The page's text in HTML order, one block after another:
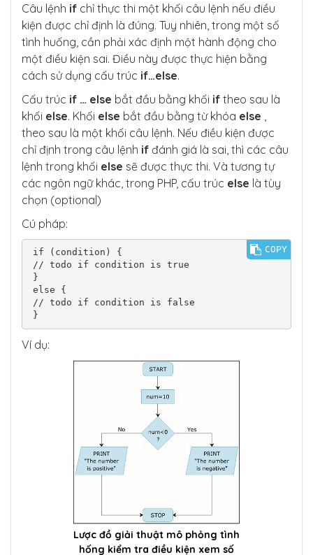
Câu lệnh if chỉ thực thi một khối câu lệnh nếu điều
kiện được chỉ định là đúng. Tuy nhiên, trong một số
tình huống, cần phải xác định một hành động cho
một điều kiện sai. Điều này được thực hiện bằng
cách sử dụng cấu trúc if…else.
Cấu trúc if … else bắt đầu bằng khối if theo sau là
khối else. Khối else bắt đầu bằng từ khóa else
theo sau là một khối câu lệnh. Nếu điều kiện được
chỉ định trong câu lệnh if đánh giá là sai, thì các câu
lệnh trong khối else sẽ được thực thi. Và tương tự
các ngôn ngữ khác, trong PHP, cấu trúc else là tùy
chọn (optional)
Cú pháp:
if (condition) {
// todo if condition is true
}
else {
// todo if condition is false
}
COPY
Ví dụ:
Lược đồ giải thuật mô phỏng tình
hống kiểm tra điều kiện xem số